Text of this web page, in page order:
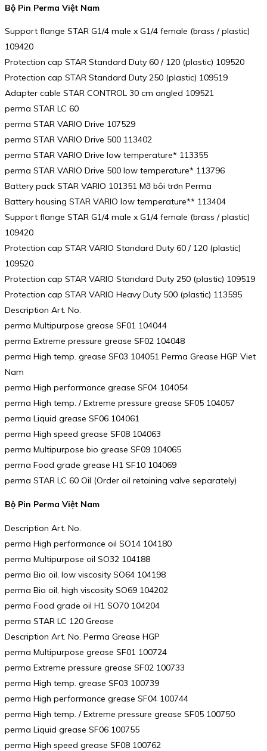
Bộ Pin Perma Việt Nam
Support flange STAR G1/4 male x G1/4 female (brass / plastic)
109420
Protection cap STAR Standard Duty 60 / 120 (plastic) 109520
Protection cap STAR Standard Duty 250 (plastic) 109519
Adapter cable STAR CONTROL 30 cm angled 109521
perma STAR LC 60
perma STAR VARIO Drive 107529
perma STAR VARIO Drive 500 113402
perma STAR VARIO Drive low temperature* 113355
perma STAR VARIO Drive 500 low temperature* 113796
Battery pack STAR VARIO 101351 Mỡ bôi trơn Perma
Battery housing STAR VARIO low temperature** 113404
Support flange STAR G1/4 male x G1/4 female (brass / plastic)
109420
Protection cap STAR VARIO Standard Duty 60 / 120 (plastic)
109520
Protection cap STAR VARIO Standard Duty 250 (plastic) 109519
Protection cap STAR VARIO Heavy Duty 500 (plastic) 113595
Description Art. No.
perma Multipurpose grease SF01 104044
perma Extreme pressure grease SF02 104048
perma High temp. grease SF03 104051 Perma Grease HGP Viet
Nam
perma High performance grease SF04 104054
perma High temp. / Extreme pressure grease SF05 104057
perma Liquid grease SF06 104061
perma High speed grease SF08 104063
perma Multipurpose bio grease SF09 104065
perma Food grade grease H1 SF10 104069
perma STAR LC 60 Oil (Order oil retaining valve separately)
Bộ Pin Perma Việt Nam
Description Art. No.
perma High performance oil SO14 104180
perma Multipurpose oil SO32 104188
perma Bio oil, low viscosity SO64 104198
perma Bio oil, high viscosity SO69 104202
perma Food grade oil H1 SO70 104204
perma STAR LC 120 Grease
Description Art. No. Perma Grease HGP
perma Multipurpose grease SF01 100724
perma Extreme pressure grease SF02 100733
perma High temp. grease SF03 100739
perma High performance grease SF04 100744
perma High temp. / Extreme pressure grease SF05 100750
perma Liquid grease SF06 100755
perma High speed grease SF08 100762